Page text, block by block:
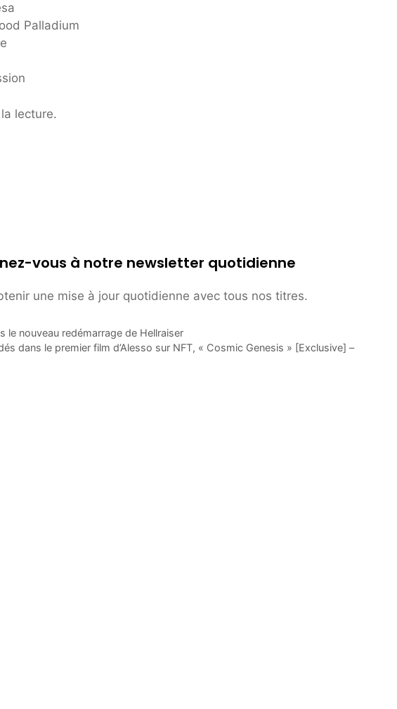
Palladium
lecture.
vous à notre newsletter quotidienne
une mise à jour quotidienne avec tous nos titres.
le nouveau redémarrage de Hellraiser
dans le premier film d’Alesso sur NFT, « Cosmic Genesis » [Exclusive] –